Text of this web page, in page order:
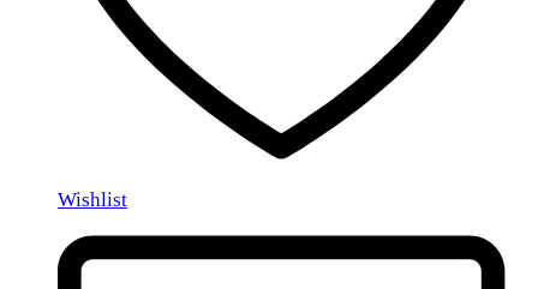
Wishlist